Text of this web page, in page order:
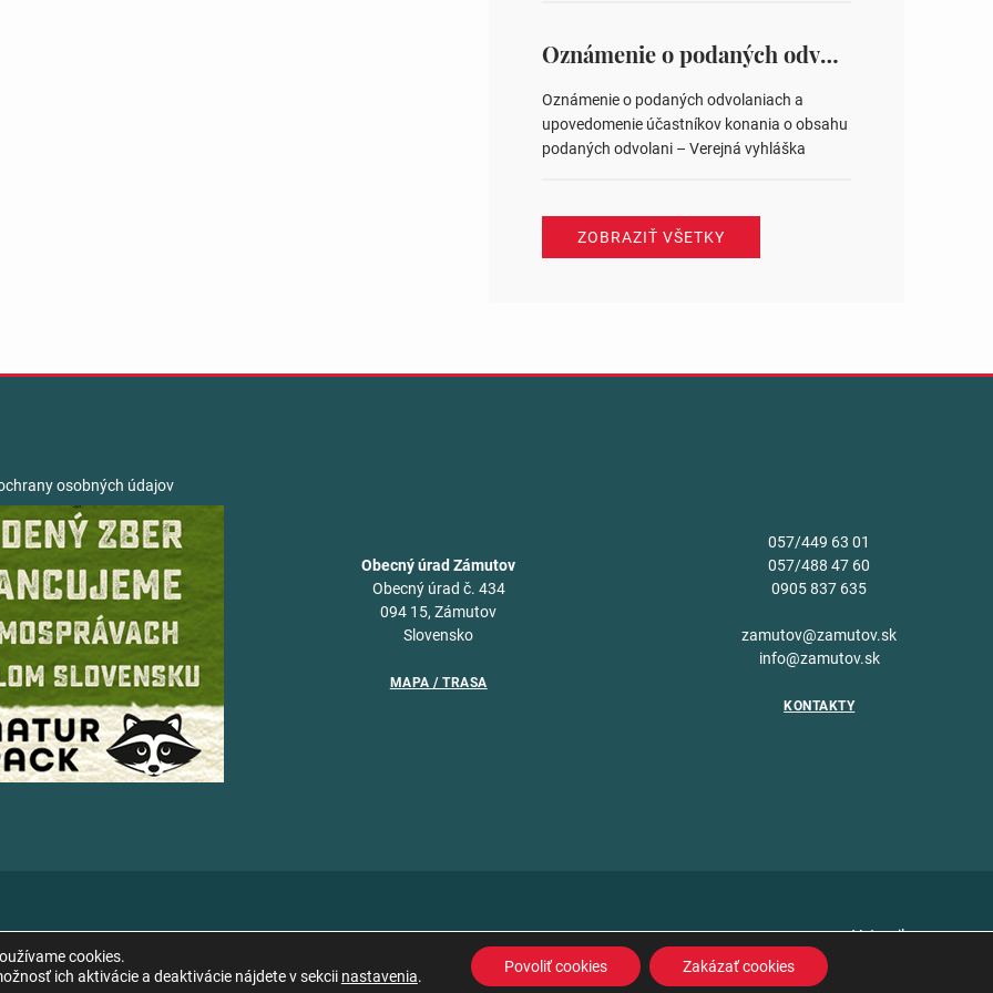
ysledky.html
Oznámenie o podaných odvolaniach a upovedomenie účastníkov konania o obsahu podaných odvolani – Verejná vyhláška
Oznámenie o podaných odvolaniach a
upovedomenie účastníkov konania o obsahu
podaných odvolani – Verejná vyhláška
ZOBRAZIŤ VŠETKY
osobných údajov
Obecný úrad Zámutov
Obecný úrad č. 434
094 15, Zámutov
Slovensko
MAPA / TRASA
057/449 63 01
057/488 47 60
0905 837 635
zamutov@zamutov.sk
info@zamutov.sk
KONTAKTY
Vytvoril
cookies.
ich aktivácie a deaktivácie nájdete v sekcii nastavenia.
Povoliť cookies Zakázať cookies